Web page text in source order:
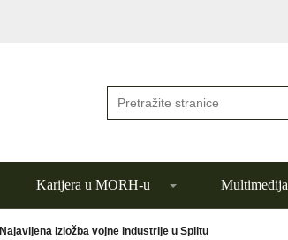
Karijera u MORH-u Multimedija
Najavljena izložba vojne industrije u Splitu